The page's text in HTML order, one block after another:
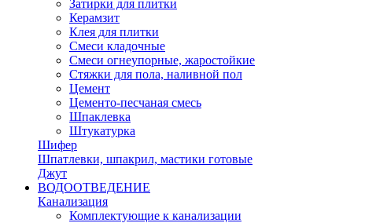
Затирки для плитки
Керамзит
Клея для плитки
Смеси кладочные
Смеси огнеупорные, жаростойкие
Стяжки для пола, наливной пол
Цемент
Цементо-песчаная смесь
Шпаклевка
Штукатурка
Шифер
Шпатлевки, шпакрил, мастики готовые
Джут
ВОДООТВЕДЕНИЕ
Канализация
Комплектующие к канализации